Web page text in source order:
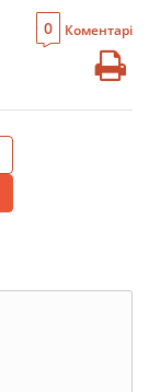
0 Коментарі